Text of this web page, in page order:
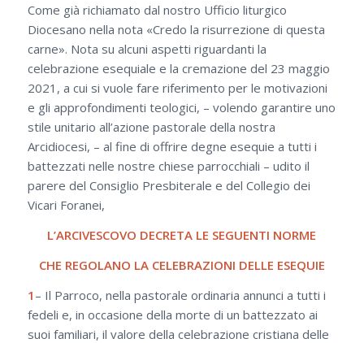
Come già richiamato dal nostro Ufficio liturgico
Diocesano nella nota «Credo la risurrezione di questa
carne». Nota su alcuni aspetti riguardanti la
celebrazione esequiale e la cremazione del 23 maggio
2021, a cui si vuole fare riferimento per le motivazioni
e gli approfondimenti teologici, – volendo garantire uno
stile unitario all’azione pastorale della nostra
Arcidiocesi, – al fine di offrire degne esequie a tutti i
battezzati nelle nostre chiese parrocchiali – udito il
parere del Consiglio Presbiterale e del Collegio dei
Vicari Foranei,
L’ARCIVESCOVO DECRETA LE SEGUENTI NORME
CHE REGOLANO LA CELEBRAZIONI DELLE ESEQUIE
1 – Il Parroco, nella pastorale ordinaria annunci a tutti i
fedeli e, in occasione della morte di un battezzato ai
suoi familiari, il valore della celebrazione cristiana delle